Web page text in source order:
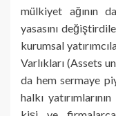
mülkiyet ağının
yasasını
kurumsal
Varlıkları (Assets
da hem sermaye
halkı